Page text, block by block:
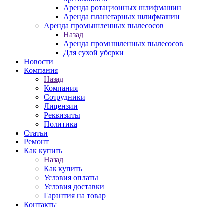
Аренда ротационных шлифмашин
Аренда планетарных шлифмашин
Аренда промышленных пылесосов
Назад
Аренда промышленных пылесосов
Для сухой уборки
Новости
Компания
Назад
Компания
Сотрудники
Лицензии
Реквизиты
Политика
Статьи
Ремонт
Как купить
Назад
Как купить
Условия оплаты
Условия доставки
Гарантия на товар
Контакты